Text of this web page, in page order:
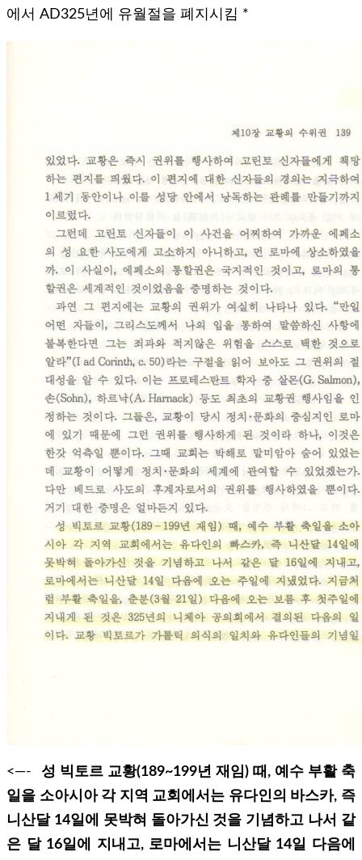
에서 AD325년에 유월절을 폐지시킴 *
<—- 성 빅토르 교황(189~199년 재임) 때, 예수 부활 축
일을 소아시아 각 지역 교회에서는 유다인의 바스카, 즉
니산달 14일에 못박혀 돌아가신 것을 기념하고 나서 같
은 달 16일에 지내고, 로마에서는 니산달 14일 다음에